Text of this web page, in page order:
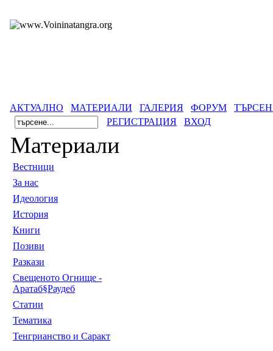
АКТУАЛНО МАТЕРИАЛИ ГАЛЕРИЯ ФОРУМ
РЕГИСТРАЦИЯ
ВХОД
Материали
Вестници
За нас
Идеология
История
Книги
Позиви
Разкази
Свещеното Огнище -
Аратаб§Раудеб
Статии
Тематика
Тенгрианство и Саракт